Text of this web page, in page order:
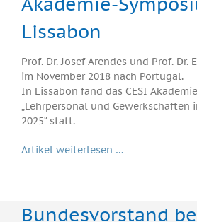
Lissabon
Prof. Dr. Josef Arendes und Prof. Dr.
im November 2018 nach Portugal.
In Lissabon fand das CESI
„Lehrpersonal und Gewerkschaften
2025“ statt.
Artikel weiterlesen …
Bundesvorstand